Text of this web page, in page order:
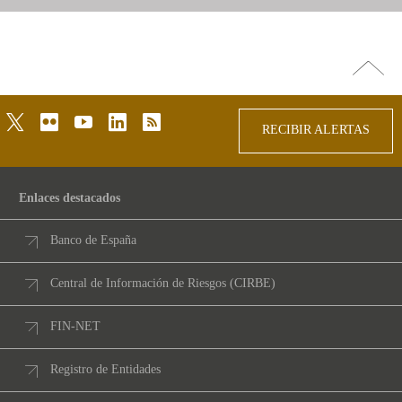
arriba
twitterflickr youtubelinkedinrss
RECIBIR ALERTAS
Enlaces destacados
Banco de España
Central de Información de Riesgos (CIRBE)
FIN-NET
Registro de Entidades